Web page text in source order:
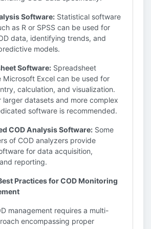
Software: Statistical software
as R or SPSS can be used for
data, identifying trends, and
models.
Software: Spreadsheet
Microsoft Excel can be used for
calculation, and visualization.
larger datasets and more complex
software is recommended.
COD Analysis Software: Some
of COD analyzers provide
for data acquisition,
reporting.
Practices for COD Monitoring
management requires a multi-
encompassing proper